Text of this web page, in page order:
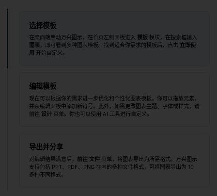
选择模板
在桌面端启动万兴图示，在首页左侧面板进入模板 模块。在搜索框输入
图表，即可看到多种图表模板。找到适合你需求的模板后，点击 立即使
用 开始自定义。
编辑模板
现在可以根据你的需求进一步优化和个性化图表模板。你可以拖放元素，
并从编辑面板中添加新符号。此外，如需更改图表主题、字体或样式，请
前往设计 菜单。你也可以使用 AI 工具进行自定义。
导出并分享
对编辑结果满意后，前往 文件 菜单，将图表导出为所需格式。万兴图示
支持包括 PPT、PDF、PNG 在内的多种文件格式，可将图表导出为 10
多种不同格式。